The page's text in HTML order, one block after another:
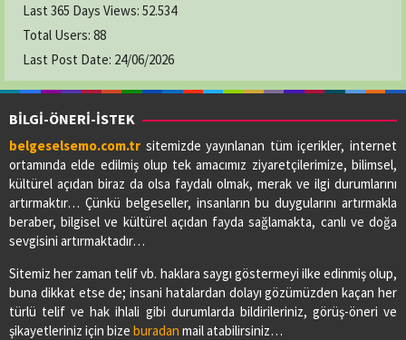
Last 365 Days Views: 52.534
Total Users: 88
Last Post Date: 24/06/2026
BİLGİ-ÖNERİ-İSTEK
belgeselsemo.com.tr sitemizde yayınlanan tüm içerikler, internet
ortamında elde edilmiş olup tek amacımız ziyaretçilerimize, bilimsel,
kültürel açıdan biraz da olsa faydalı olmak, merak ve ilgi durumlarını
artırmaktır… Çünkü belgeseller, insanların bu duygularını artırmakla
beraber, bilgisel ve kültürel açıdan fayda sağlamakta, canlı ve doğa
sevgisini artırmaktadır…
Sitemiz her zaman telif vb. haklara saygı göstermeyi ilke edinmiş olup,
buna dikkat etse de; insani hatalardan dolayı gözümüzden kaçan her
türlü telif ve hak ihlali gibi durumlarda bildirileriniz, görüş-öneri ve
şikayetleriniz için bize buradan mail atabilirsiniz…